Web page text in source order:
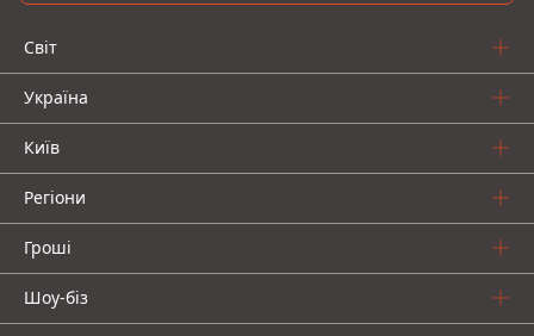
Світ
Україна
Київ
Регіони
Гроші
Шоу-біз